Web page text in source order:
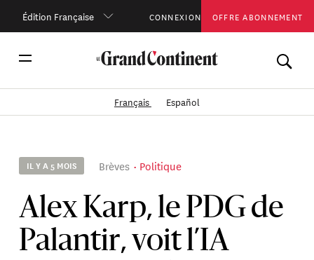
Édition Française CONNEXION OFFRE ABONNEMENT
Français Español
IL Y A 5 MOIS Brèves Politique
Alex Karp, le PDG de
Palantir, voit l’IA